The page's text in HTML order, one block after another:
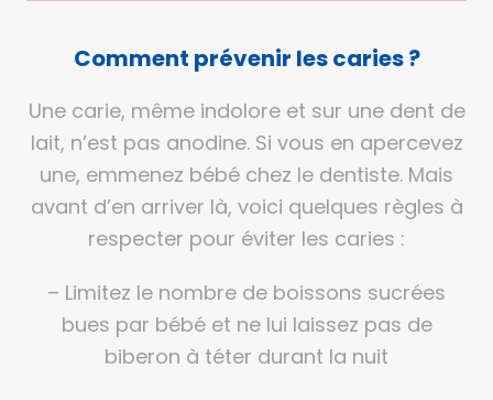
Comment prévenir les caries ?
Une carie, même indolore et sur une dent de
lait, n’est pas anodine. Si vous en apercevez
une, emmenez bébé chez le dentiste. Mais
avant d’en arriver là, voici quelques règles à
respecter pour éviter les caries :
– Limitez le nombre de boissons sucrées
bues par bébé et ne lui laissez pas de
biberon à téter durant la nuit